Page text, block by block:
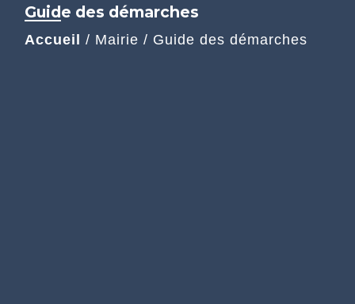
Guide des démarches
Accueil / Mairie / Guide des démarches